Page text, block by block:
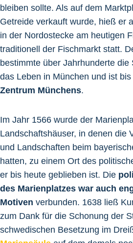
bleiben sollte. Als auf dem
Getreide verkauft wurde, hieß er
in der Nordostecke am heutigen
traditionell der Fischmarkt statt.
bestimmte über Jahrhunderte die
das Leben in München und ist
Zentrum Münchens.
Im Jahr 1566 wurde der
Landschaftshäuser, in denen die
und Landschaften beim
hatten, zu einem Ort des
er bis heute geblieben ist. Die
des Marienplatzes war auch
Motiven verbunden. 1638 ließ
zum Dank für die Schonung der
schwedischen Besetzung im